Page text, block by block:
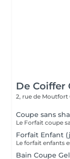
De Coiffer
2, rue de Moutfort
Coupe sans
Forfait Enfant
Bain Coupe